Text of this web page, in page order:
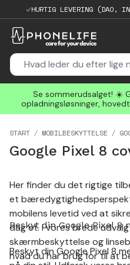
HURTIG LEVERING (DAO,
Se sommerudsalget! ☀️
opladningsløsninger,
START MOBILBESKYTTELSE
Google Pixel 8
Her finder du det rigtige
et
mobilens levetid ved at
dag et. I vores brede
skærmbeskyttelse og
hvad du har brug for til at
Beskyt din Google Pixel 8
Beskyt din Google Pixel 8